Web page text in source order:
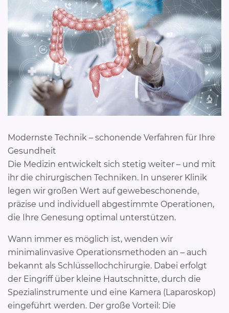
Modernste Technik – schonende Verfahren für Ihre
Gesundheit
Die Medizin entwickelt sich stetig weiter – und mit
ihr die chirurgischen Techniken. In unserer Klinik
legen wir großen Wert auf gewebeschonende,
präzise und individuell abgestimmte Operationen,
die Ihre Genesung optimal unterstützen.
Wann immer es möglich ist, wenden wir
minimalinvasive Operationsmethoden an – auch
bekannt als Schlüssellochchirurgie. Dabei erfolgt
der Eingriff über kleine Hautschnitte, durch die
Spezialinstrumente und eine Kamera (Laparoskop)
eingeführt werden. Der große Vorteil: Die